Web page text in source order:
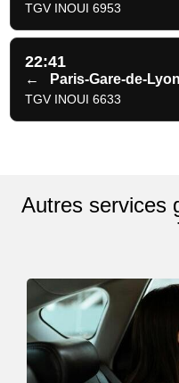
TGV INOUI 6953
22:41
← Paris-Gare-de-Lyon
TGV INOUI 6633
Autres services